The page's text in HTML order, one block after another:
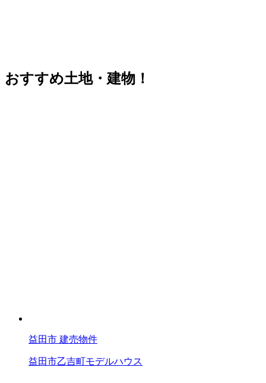
おすすめ土地・建物！
益田市 建売物件
益田市乙吉町モデルハウス